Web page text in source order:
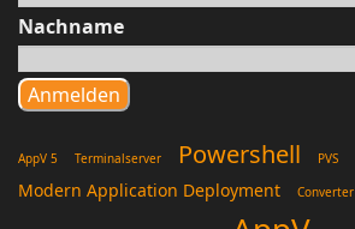
Nachname
AppV 5 Terminalserver Powershell PVS
Modern Application Deployment Converter